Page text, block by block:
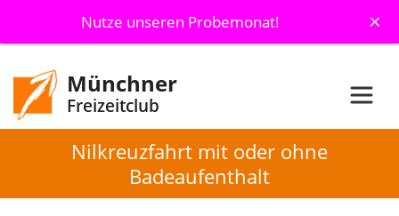
Nutze unseren Probemonat! ×
Münchner
Freizeitclub
Nilkreuzfahrt mit oder ohne
Badeaufenthalt